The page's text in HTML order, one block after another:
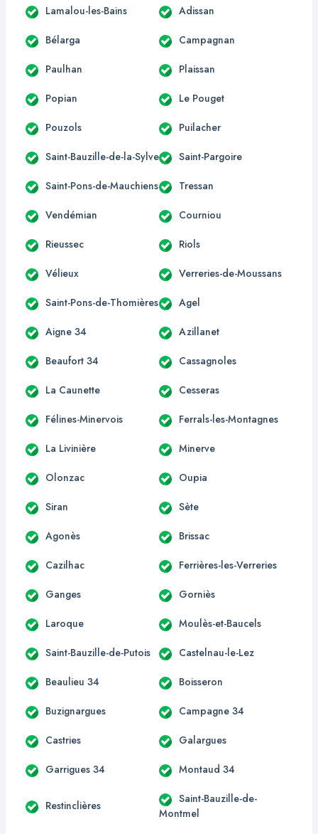
Lamalou-les-Bains Adissan
Bélarga Campagnan
Paulhan Plaissan
Popian Le Pouget
Pouzols Puilacher
Saint-Bauzille-de-la-Sylve Saint-Pargoire
Saint-Pons-de-Mauchiens Tressan
Vendémian Courniou
Rieussec Riols
Vélieux Verreries-de-Moussans
Saint-Pons-de-Thomières Agel
Aigne 34 Azillanet
Beaufort 34 Cassagnoles
La Caunette Cesseras
Félines-Minervois Ferrals-les-Montagnes
La Livinière Minerve
Olonzac Oupia
Siran Sète
Agonès Brissac
Cazilhac Ferrières-les-Verreries
Ganges Gorniès
Laroque Moulès-et-Baucels
Saint-Bauzille-de-Putois Castelnau-le-Lez
Beaulieu 34 Boisseron
Buzignargues Campagne 34
Castries Galargues
Garrigues 34 Montaud 34
Restinclières
Saint-Bauzille-de-
Montmel